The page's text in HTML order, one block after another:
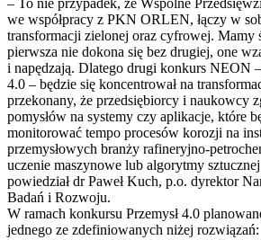
we współpracy z PKN ORLEN, łączy w
transformacji zielonej oraz cyfrowej. Mamy
pierwsza nie dokona się bez drugiej, one
i napędzają. Dlatego drugi konkurs NEON
4.0 – będzie się koncentrował na
przekonany, że przedsiębiorcy i naukowcy
pomysłów na systemy czy aplikacje, które
monitorować tempo procesów korozji na
przemysłowych branży rafineryjno-
uczenie maszynowe lub algorytmy
powiedział dr Paweł Kuch, p.o. dyrektor
Badań i Rozwoju.
W ramach konkursu Przemysł 4.0
jednego ze zdefiniowanych niżej rozwiązań: